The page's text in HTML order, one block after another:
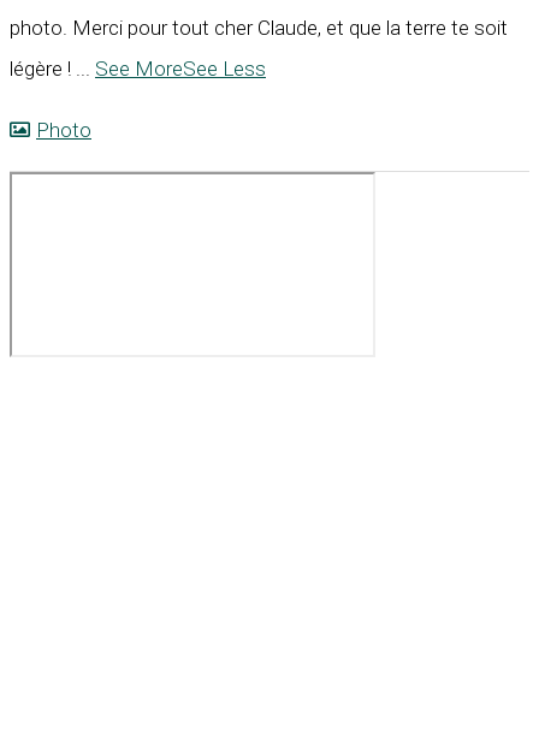
photo. Merci pour tout cher Claude, et que la terre te soit
légère !
See MoreSee Less
Photo